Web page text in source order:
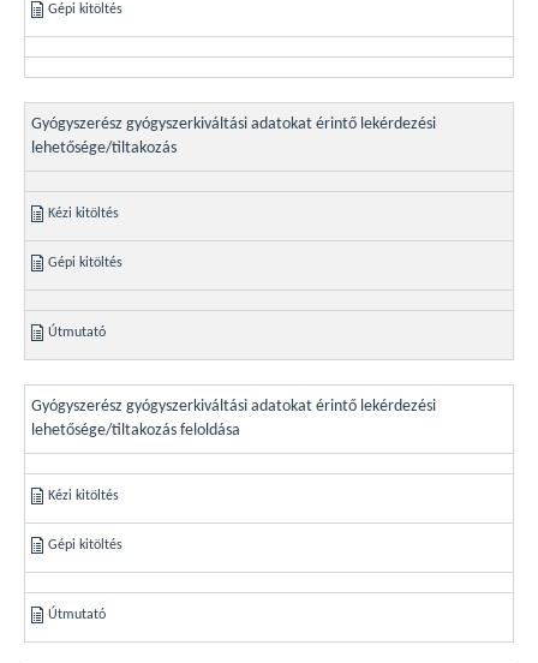
Gépi kitöltés
Gyógyszerész gyógyszerkiváltási adatokat érintő lekérdezési
lehetősége/tiltakozás
Kézi kitöltés
Gépi kitöltés
Útmutató
Gyógyszerész gyógyszerkiváltási adatokat érintő lekérdezési
lehetősége/tiltakozás feloldása
Kézi kitöltés
Gépi kitöltés
Útmutató